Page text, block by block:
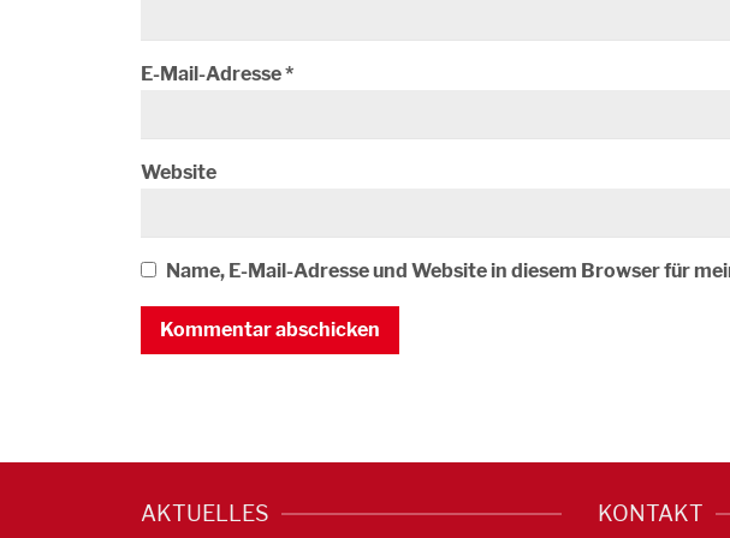
E-Mail-Adresse*
Website
Name, E-Mail-Adresse und Website in diesem Browser für
AKTUELLES KONTAKT